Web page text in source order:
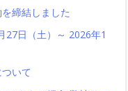
締結しました
日（土）～ 2026年1
いて